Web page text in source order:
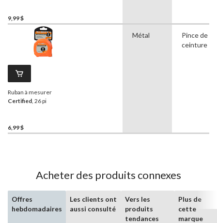
9,99 $
Ruban à mesurer
Certified, 26 pi
6,99 $
Métal
Pince de
ceinture
Acheter des produits connexes
Offres
hebdomadaires
Les clients ont
aussi consulté
Vers les
produits
tendances
Plus de
cette
marque